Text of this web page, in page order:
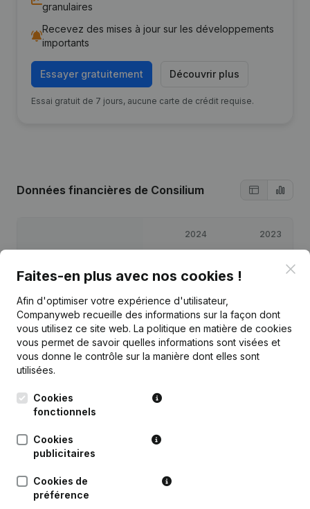
granulaires
Recevez des mises à jour sur les développements
importants
Essayer gratuitement Découvrir plus
Essai gratuit de 7 jours, aucune carte de crédit requise.
Données financières de Consilium
2024 2023
Bénéfices/pertes
Capitaux propres €41 220
€ 20 646 € 47 430
Publicationsde Consilium
Date
Faites-en plus avec nos cookies !
Afin d'optimiser votre expérience d'utilisateur,
Companyweb recueille des informations sur la façon dont
vous utilisez ce site web. La politique en matière de cookies
vous permet de savoir quelles informations sont visées et
vous donne le contrôle sur la manière dont elles sont
utilisées.
Cookies
fonctionnels
Cookies
publicitaires
Cookies de
préférence